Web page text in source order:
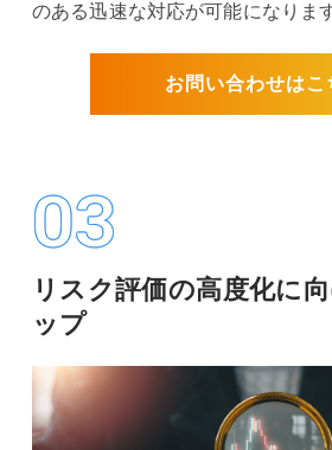
のある迅速な対応が可能になりま
お問い合わせはこ
03
リスク評価の高度化に
ップ